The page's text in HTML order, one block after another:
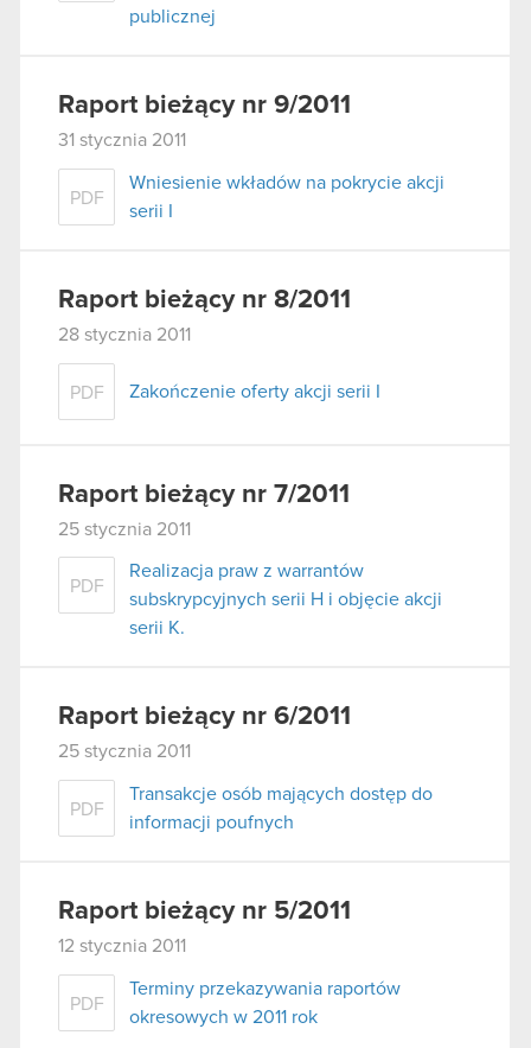
publicznej
Raport bieżący nr 9/2011
31 stycznia 2011
PDF
Wniesienie wkładów na pokrycie akcji
serii I
Raport bieżący nr 8/2011
28 stycznia 2011
PDF Zakończenie oferty akcji serii I
Raport bieżący nr 7/2011
25 stycznia 2011
PDF
Realizacja praw z warrantów
subskrypcyjnych serii H i objęcie akcji
serii K.
Raport bieżący nr 6/2011
25 stycznia 2011
PDF
Transakcje osób mających dostęp do
informacji poufnych
Raport bieżący nr 5/2011
12 stycznia 2011
PDF
Terminy przekazywania raportów
okresowych w 2011 rok